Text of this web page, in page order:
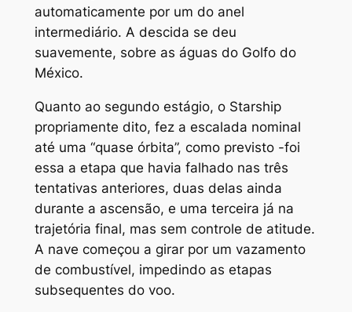
automaticamente por um do anel
intermediário. A descida se deu
suavemente, sobre as águas do Golfo do
México.
Quanto ao segundo estágio, o Starship
propriamente dito, fez a escalada nominal
até uma “quase órbita”, como previsto -foi
essa a etapa que havia falhado nas três
tentativas anteriores, duas delas ainda
durante a ascensão, e uma terceira já na
trajetória final, mas sem controle de atitude.
A nave começou a girar por um vazamento
de combustível, impedindo as etapas
subsequentes do voo.